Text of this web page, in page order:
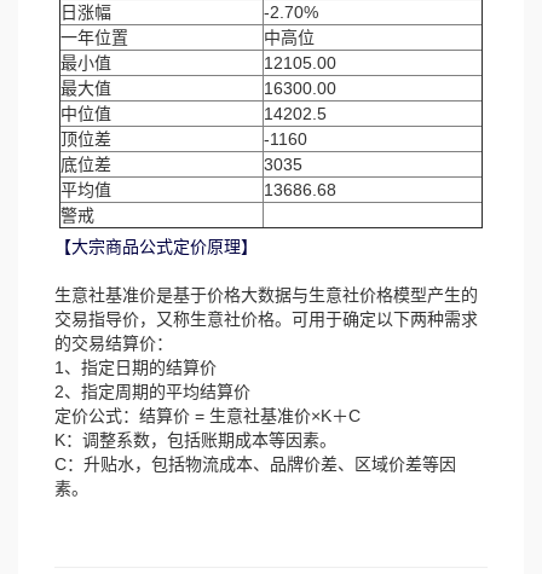
日涨幅
-2.70%
一年位置
中高位
最小值
12105.00
最大值
16300.00
中位值
14202.5
顶位差
-1160
底位差
3035
平均值
13686.68
警戒
【大宗商品公式定价原理】
生意社基准价是基于价格大数据与生意社价格模型产生的
交易指导价，又称生意社价格。可用于确定以下两种需求
的交易结算价：
1、指定日期的结算价
2、指定周期的平均结算价
定价公式：结算价 = 生意社基准价×K＋C
K：调整系数，包括账期成本等因素。
C：升贴水，包括物流成本、品牌价差、区域价差等因
素。